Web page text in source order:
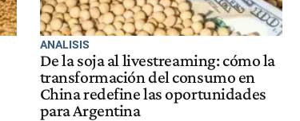
ANALISIS
De la soja al livestreaming: cómo la
transformación del consumo en
China redefine las oportunidades
para Argentina